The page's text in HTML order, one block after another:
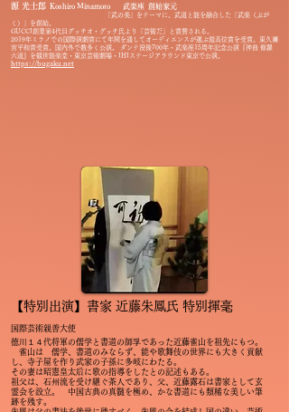
源 光士郎 Koshiro Minamoto 武楽座 創始家元
「武の美」をテーマに、武道と能を融合した「武楽（ぶが
く）」を創始。
GUCCI創業家4代目グッチオ・グッチ氏より「芸術だ」と賞賛される。
2019年ミラノでの国際演劇賞にて年間を通してオーディエンスが選ぶ最高位賞を受賞。東久邇
宮平和賞受賞。国内外で数多く公演。
ダンテ没後700年・武楽座15周年記念公演『神曲 修羅
六道』を観世能楽堂・東京芸術劇場・IHIステージアラウンド東京で公演。
https://bugaku.net
【特別出演】書家 近藤朱鳳氏 特別揮毫
国際芸術親善大使
徳川１４代将軍の儒学と書道の師孚であった近藤雀山を祖先にもつ。
雀山は 儒学、書道のみならず、能や歌舞伎の世界にも大きく貢献
し、寺子屋を作り武家の子孫に多岐にわたる。
その妻は昭憲皇太后に歌の指導をしたとの記述もある。
祖父は、石州流を受け継ぐ茶人であり、父、近藤露石は書家として玄
霊会を設立。 中国古典の真髄を極め、かな書道にも類稀な美しい筆
跡を残す。